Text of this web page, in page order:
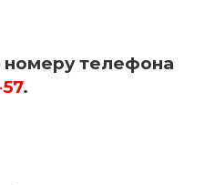
номеру телефона
.